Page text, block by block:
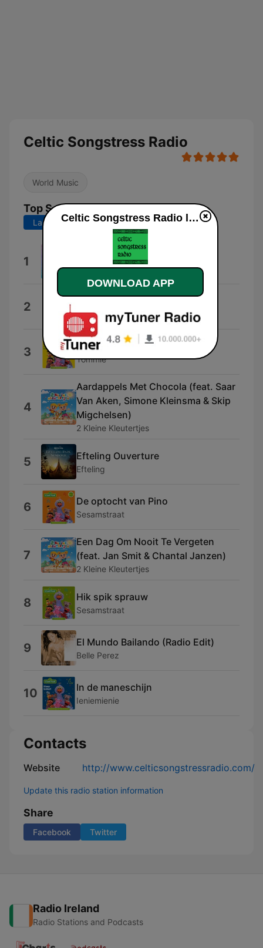
Celtic Songstress Radio
World Music
Top Songs
Last 7 days Last 30 days
1 Good Vibes
Finalisten Junior Songfestival 2023
2 Jij Bent Zo
Jeroen van der Boom
3 Roodkapje
Tommie
4
Aardappels Met Chocola (feat. Saar
Van Aken, Simone Kleinsma & Skip
Migchelsen)
2 Kleine Kleutertjes
5 Efteling Ouverture
Efteling
6 De optocht van Pino
Sesamstraat
7
Een Dag Om Nooit Te Vergeten
(feat. Jan Smit & Chantal Janzen)
2 Kleine Kleutertjes
8 Hik spik sprauw
Sesamstraat
9 El Mundo Bailando (Radio Edit)
Belle Perez
10 In de maneschijn
Ieniemienie
Contacts
Website http://www.celticsongstressradio.com/
Update this radio station information
Share
Facebook Twitter
Radio Ireland
Radio Stations and Podcasts
Celtic Songstress Radio live
DOWNLOAD APP